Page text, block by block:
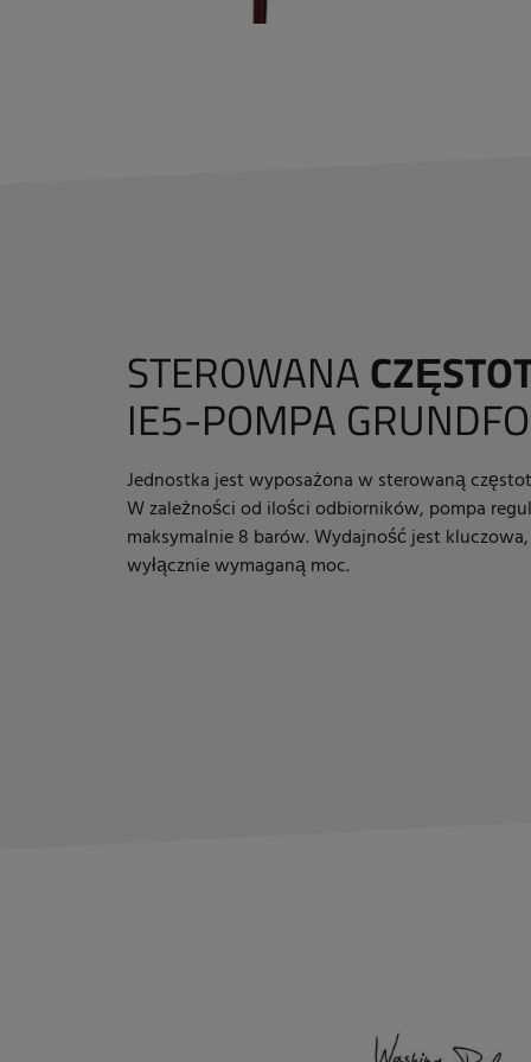
STEROWANA
IE5-POMPA
Jednostka jest wyposażona w sterowaną
W zależności od ilości odbiorników, pompa
maksymalnie 8 barów. Wydajność jest
wyłącznie wymaganą moc.